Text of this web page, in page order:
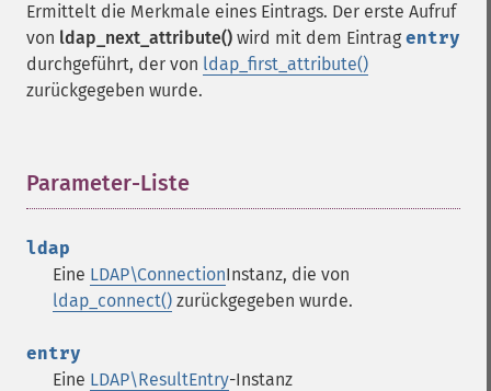
Ermittelt die Merkmale eines Eintrags. Der erste Aufruf
von ldap_next_attribute() wird mit dem Eintrag entry
durchgeführt, der von ldap_first_attribute()
zurückgegeben wurde.
Parameter-Liste
ldap
Eine LDAP\ConnectionInstanz, die von
ldap_connect() zurückgegeben wurde.
entry
Eine LDAP\ResultEntry-Instanz